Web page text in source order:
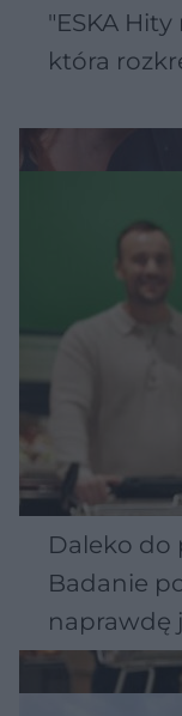
"ESKA Hity
która
Daleko do
Badanie
naprawdę